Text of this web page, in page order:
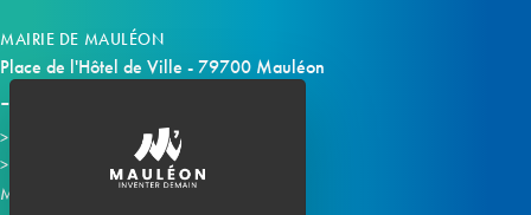
MAIRIE DE MAULÉON
Place de l'Hôtel de Ville - 79700 Mauléon
Horaires d'ouverture
Contacter la mairie
Mauléon sur les réseaux :